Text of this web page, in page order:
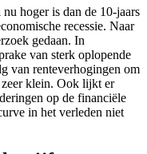
hoger is dan de 10-jaars
recessie. Naar
gedaan. In
van sterk oplopende
van renteverhogingen om
klein. Ook lijkt er
op de financiële
in het verleden niet